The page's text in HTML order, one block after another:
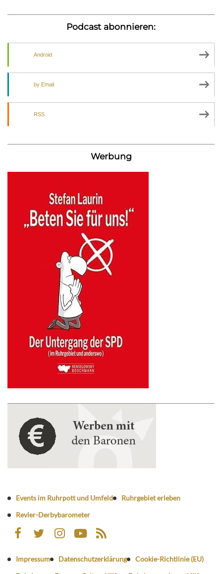
Podcast abonnieren:
Android
by Email
RSS
Werbung
Events im Ruhrpott und Umfeld
Ruhrgebiet erleben
Revier-Derbybarometer
Impressum Datenschutzerklärung
Cookie-Richtlinie (EU)